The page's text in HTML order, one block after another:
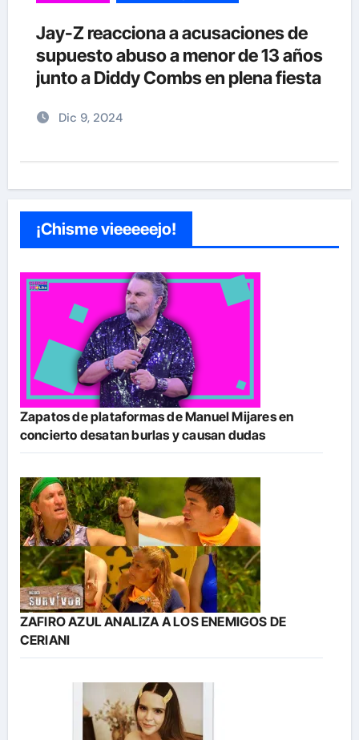
Jay-Z reacciona a acusaciones de
supuesto abuso a menor de 13 años
junto a Diddy Combs en plena fiesta
Dic 9, 2024
¡Chisme vieeeeejo!
Zapatos de plataformas de Manuel Mijares en
concierto desatan burlas y causan dudas
ZAFIRO AZUL ANALIZA A LOS ENEMIGOS DE
CERIANI